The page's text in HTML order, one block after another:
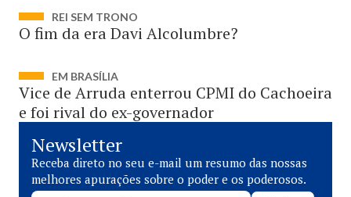
REI SEM TRONO
O fim da era Davi Alcolumbre?
EM BRASÍLIA
Vice de Arruda enterrou CPMI do Cachoeira
e foi rival do ex-governador
Newsletter
Receba direto no seu e-mail um resumo das nossas
melhores apurações sobre o poder e os poderosos.